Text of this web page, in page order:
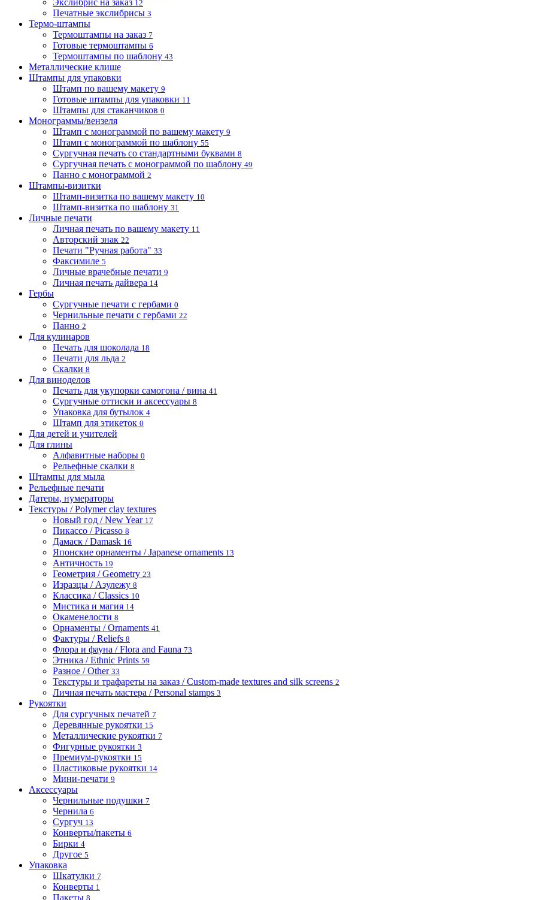
Экслибрис на заказ 12
Печатные экслибрисы 3
Термо-штампы
Термоштампы на заказ 7
Готовые термоштампы 6
Термоштампы по шаблону 43
Металлические клише
Штампы для упаковки
Штамп по вашему макету 9
Готовые штампы для упаковки 11
Штампы для стаканчиков 0
Монограммы/вензеля
Штамп с монограммой по вашему макету 9
Штамп с монограммой по шаблону 55
Сургучная печать со стандартными буквами 8
Сургучная печать с монограммой по шаблону 49
Панно с монограммой 2
Штампы-визитки
Штамп-визитка по вашему макету 10
Штамп-визитка по шаблону 31
Личные печати
Личная печать по вашему макету 11
Авторский знак 22
Печати "Ручная работа" 33
Факсимиле 5
Личные врачебные печати 9
Личная печать дайвера 14
Гербы
Сургучные печати с гербами 0
Чернильные печати с гербами 22
Панно 2
Для кулинаров
Печать для шоколада 18
Печати для льда 2
Скалки 8
Для виноделов
Печать для укупорки самогона / вина 41
Сургучные оттиски и аксессуары 8
Упаковка для бутылок 4
Штамп для этикеток 0
Для детей и учителей
Для глины
Алфавитные наборы 0
Рельефные скалки 8
Штампы для мыла
Рельефные печати
Датеры, нумераторы
Текстуры / Polymer clay textures
Новый год / New Year 17
Пикассо / Picasso 8
Дамаск / Damask 16
Японские орнаменты / Japanese ornaments 13
Античность 19
Геометрия / Geometry 23
Изразцы / Азулежу 8
Классика / Classics 10
Мистика и магия 14
Окаменелости 8
Орнаменты / Ornaments 41
Фактуры / Reliefs 8
Флора и фауна / Flora and Fauna 73
Этника / Ethnic Prints 59
Разное / Other 33
Текстуры и трафареты на заказ / Custom-made textures and silk screens 2
Личная печать мастера / Personal stamps 3
Рукоятки
Для сургучных печатей 7
Деревянные рукоятки 15
Металлические рукоятки 7
Фигурные рукоятки 3
Премиум-рукоятки 15
Пластиковые рукоятки 14
Мини-печати 9
Аксессуары
Чернильные подушки 7
Чернила 6
Сургуч 13
Конверты/пакеты 6
Бирки 4
Другое 5
Упаковка
Шкатулки 7
Конверты 1
Пакеты 8